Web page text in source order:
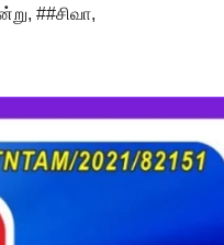
, ##சிவா,